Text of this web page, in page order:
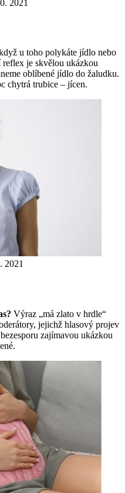
2021
u toho polykáte jídlo nebo
je skvělou ukázkou
oblíbené jídlo do žaludku.
chytrá trubice – jícen.
2021
Výraz „má zlato v hrdle“
jejichž hlasový projev
zajímavou ukázkou